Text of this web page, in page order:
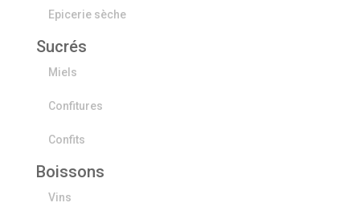
Epicerie sèche
Sucrés
Miels
Confitures
Confits
Boissons
Vins